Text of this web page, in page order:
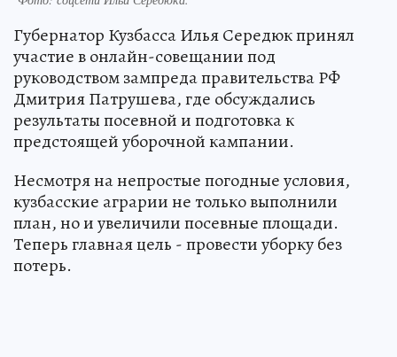
Губернатор Кузбасса Илья Середюк принял
участие в онлайн-совещании под
руководством зампреда правительства РФ
Дмитрия Патрушева, где обсуждались
результаты посевной и подготовка к
предстоящей уборочной кампании.
Несмотря на непростые погодные условия,
кузбасские аграрии не только выполнили
план, но и увеличили посевные площади.
Теперь главная цель - провести уборку без
потерь.